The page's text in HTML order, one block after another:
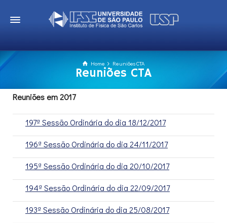
Home Reuniões CTA
Reuniões CTA
Reuniões em 2017
197ª Sessão Ordinária do dia 18/12/2017
196ª Sessão Ordinária do dia 24/11/2017
195ª Sessão Ordinária do dia 20/10/2017
194ª Sessão Ordinária do dia 22/09/2017
193ª Sessão Ordinária do dia 25/08/2017